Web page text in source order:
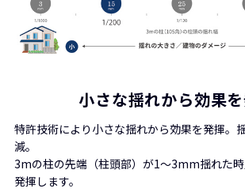
小さな揺れから効果
特許技術により小さな揺れから効果を発揮。
減。
3mの柱の先端（柱頭部）が1〜3mm揺れた
発揮します。